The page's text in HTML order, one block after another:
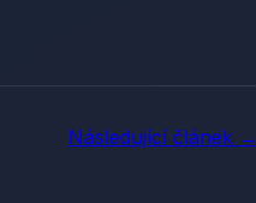
Následující článek →